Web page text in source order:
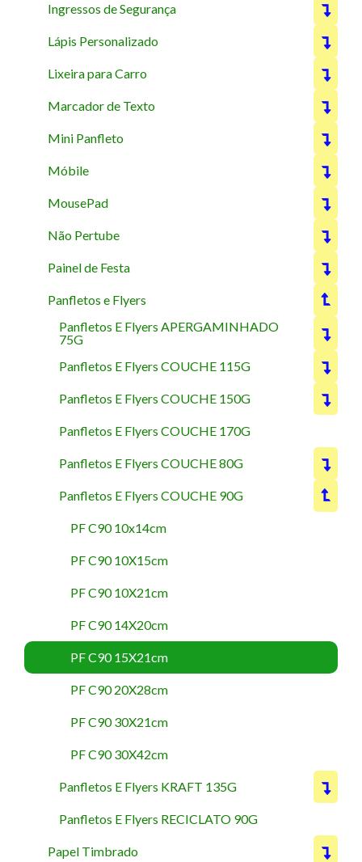
Ingressos de Segurança
Lápis Personalizado
Lixeira para Carro
Marcador de Texto
Mini Panfleto
Móbile
MousePad
Não Pertube
Painel de Festa
Panfletos e Flyers
Panfletos E Flyers APERGAMINHADO
75G
Panfletos E Flyers COUCHE 115G
Panfletos E Flyers COUCHE 150G
Panfletos E Flyers COUCHE 170G
Panfletos E Flyers COUCHE 80G
Panfletos E Flyers COUCHE 90G
PF C90 10x14cm
PF C90 10X15cm
PF C90 10X21cm
PF C90 14X20cm
PF C90 15X21cm
PF C90 20X28cm
PF C90 30X21cm
PF C90 30X42cm
Panfletos E Flyers KRAFT 135G
Panfletos E Flyers RECICLATO 90G
Papel Timbrado